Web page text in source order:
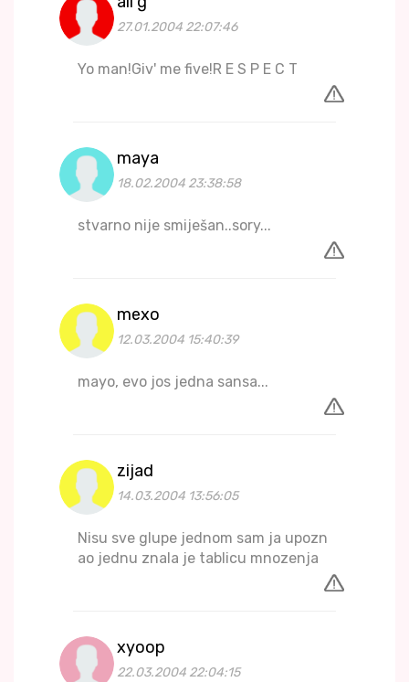
27.01.2004 22:07:46
Yo man!Giv' me five!R E S P E C T
maya
18.02.2004 23:38:58
stvarno nije smiješan..sory...
mexo
12.03.2004 15:40:39
mayo, evo jos jedna sansa...
zijad
14.03.2004 13:56:05
Nisu sve glupe jednom sam ja upozn
ao jednu znala je tablicu mnozenja
xyoop
22.03.2004 22:04:15